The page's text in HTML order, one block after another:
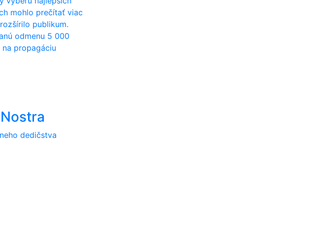
mohlo prečítať viac
publikum.
odmenu 5 000
na propagáciu
dedičstva